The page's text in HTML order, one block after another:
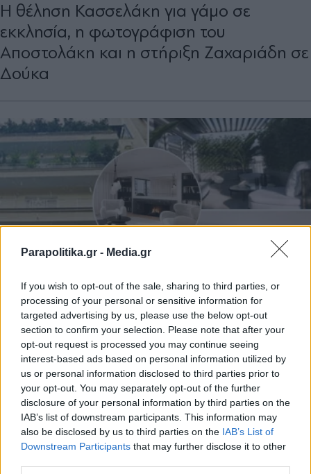
Parapolitika.gr - Media.gr
If you wish to opt-out of the sale, sharing to third parties, or
processing of your personal or sensitive information for
targeted advertising by us, please use the below opt-out
section to confirm your selection. Please note that after your
opt-out request is processed you may continue seeing
interest-based ads based on personal information utilized by
us or personal information disclosed to third parties prior to
your opt-out. You may separately opt-out of the further
disclosure of your personal information by third parties on the
IAB’s list of downstream participants. This information may
also be disclosed by us to third parties on the IAB’s List of
Downstream Participants that may further disclose it to other
Η θέληση Κασσελάκη για γάμο σε
εκκλησία, η φωτογράφιση του
Αποστολάκη και η στήριξη Ζαχαριάδη σε
Δούκα
ΠΟΛΙΤΙΚΗ 04.03.2024 06:58
PARAPOLITIKA NEWSROOM
Στέφανος Κασσελάκης: Αυτό είναι το σπίτι
που αγόρασε στο Κολωνάκι αντί
1.700.000 ευρώ
Εγγραφή στο newsletter